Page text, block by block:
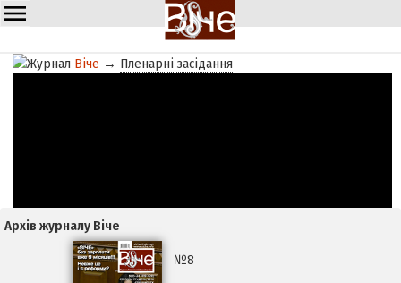
Віче → Пленарні засідання
Архів журналу Віче
№8